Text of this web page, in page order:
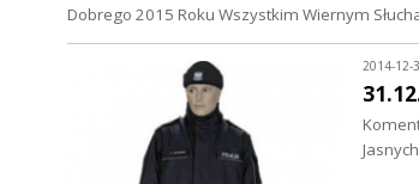
Dobrego 2015 Roku Wszystkim Wiernym
2014-12-